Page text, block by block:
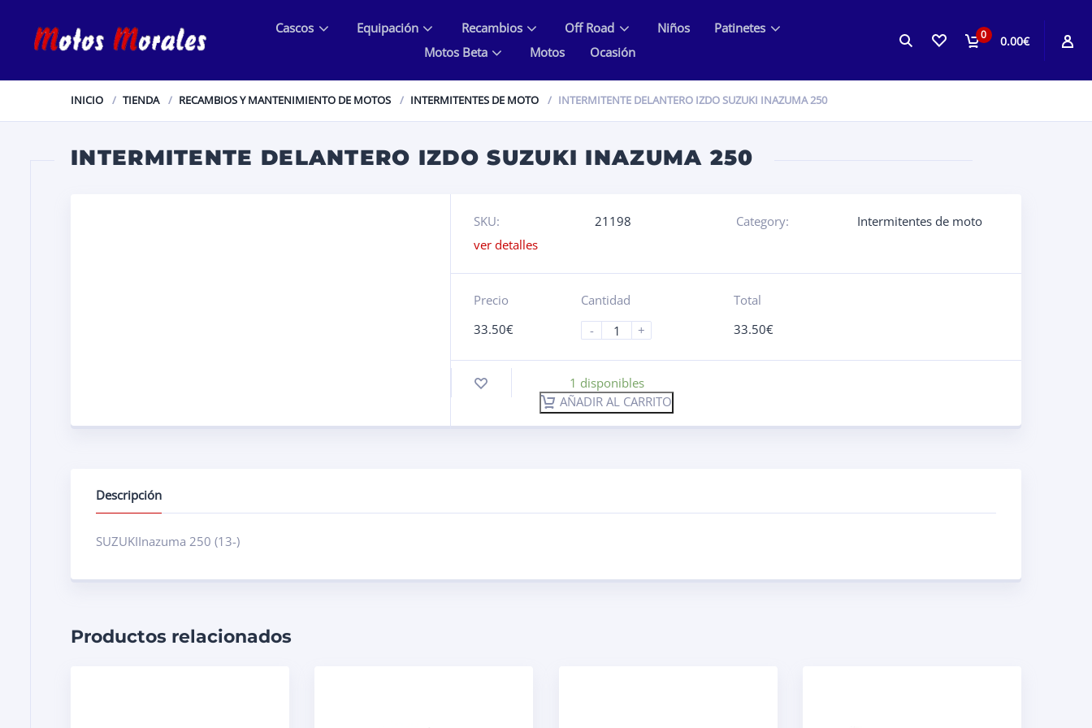
0 0.00€
Cascos Equipación Recambios Off Road Niños
Patinetes
Motos Beta
Motos Ocasión
INICIO TIENDA RECAMBIOS Y MANTENIMIENTO DE MOTOS INTERMITENTES DE MOTO INTERMITENTE DELANTERO IZDO SUZUKI INAZUMA 250
INTERMITENTE DELANTERO IZDO SUZUKI INAZUMA 250
SKU: 21198 Category:
Intermitentes de moto
ver detalles
Precio
33.50€
Cantidad
-
+
Total
33.50€
1 disponibles
AÑADIR AL CARRITO
Descripción
SUZUKIInazuma 250 (13-)
Productos relacionados